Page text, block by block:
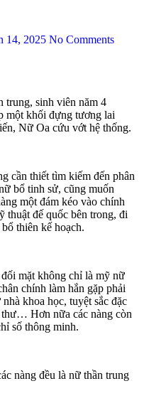
14, 2025 No Comments
một khối đựng tương lai
Nữ Oa cứu vớt hệ thống.
cần thiết tìm kiếm đến phân
bổ tinh sử, cũng muốn
một đám kéo vào chính
thuật đế quốc bên trong, đi
thiên kế hoạch.
mặt không chỉ là mỹ nữ
chính làm hắn gặp phải
khoa học, tuyệt sắc đặc
thư… Hơn nữa các nàng còn
số thông minh.
nàng đều là nữ thần trung